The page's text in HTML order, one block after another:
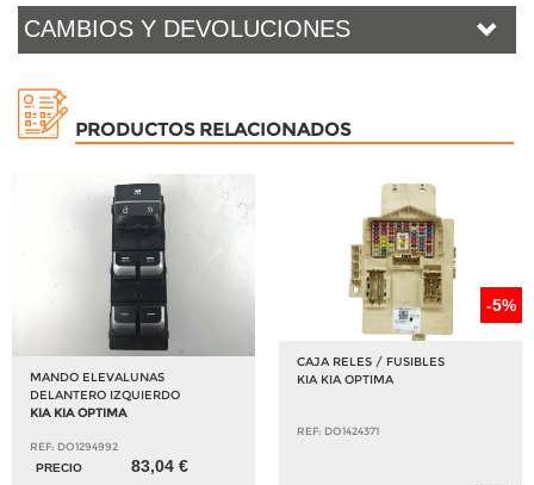
CAMBIOS Y DEVOLUCIONES
PRODUCTOS RELACIONADOS
MANDO ELEVALUNAS
DELANTERO IZQUIERDO
KIA KIA OPTIMA
REF: DO1294992
PRECIO
83,04 €
-5%
CAJA RELES / FUSIBLES
KIA KIA OPTIMA
REF: DO1424371